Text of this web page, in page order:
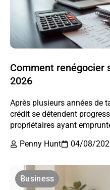
Comment renégocier
2026
Après plusieurs années de
crédit se détendent
propriétaires ayant
Penny Hunt
04/08/
Business